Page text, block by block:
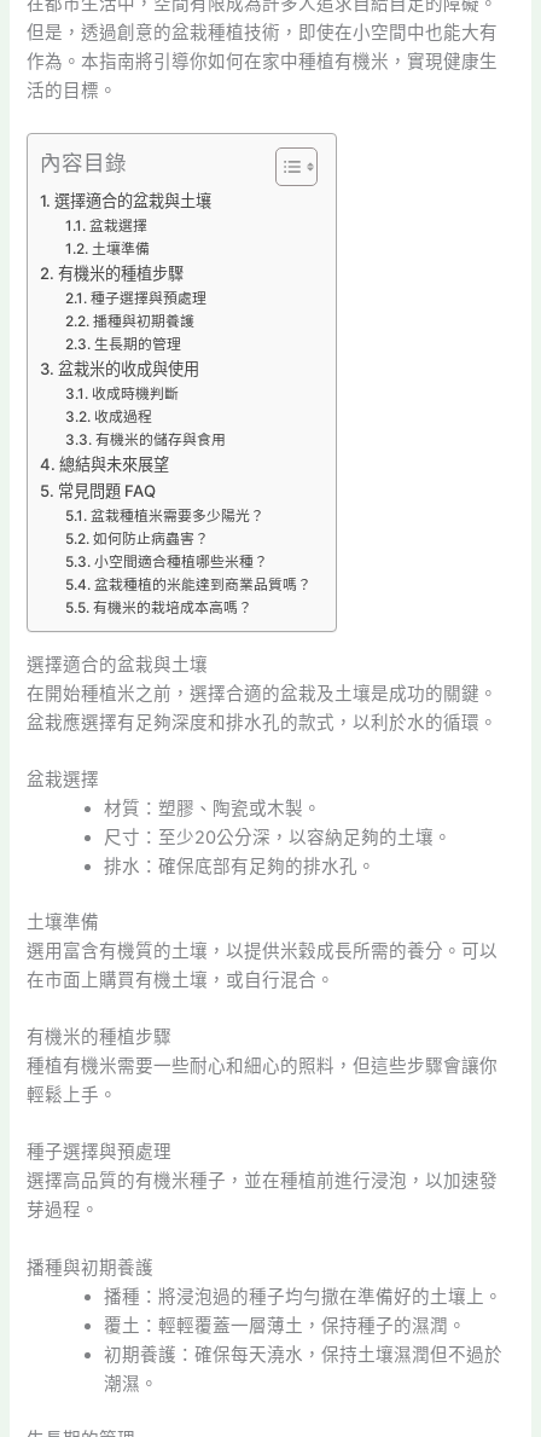
但是，透過創意的盆栽種植技術，即使在小空間中也能大有
作為。本指南將引導你如何在家中種植有機米，實現健康生
活的目標。
內容目錄
選擇適合的盆栽與土壤
盆栽選擇
土壤準備
有機米的種植步驟
種子選擇與預處理
播種與初期養護
生長期的管理
盆栽米的收成與使用
收成時機判斷
收成過程
有機米的儲存與食用
總結與未來展望
常見問題 FAQ
盆栽種植米需要多少陽光？
如何防止病蟲害？
小空間適合種植哪些米種？
盆栽種植的米能達到商業品質嗎？
有機米的栽培成本高嗎？
選擇適合的盆栽與土壤
在開始種植米之前，選擇合適的盆栽及土壤是成功的關鍵。
盆栽應選擇有足夠深度和排水孔的款式，以利於水的循環。
盆栽選擇
材質：塑膠、陶瓷或木製。
尺寸：至少20公分深，以容納足夠的土壤。
排水：確保底部有足夠的排水孔。
土壤準備
選用富含有機質的土壤，以提供米穀成長所需的養分。可以
在市面上購買有機土壤，或自行混合。
有機米的種植步驟
種植有機米需要一些耐心和細心的照料，但這些步驟會讓你
輕鬆上手。
種子選擇與預處理
選擇高品質的有機米種子，並在種植前進行浸泡，以加速發
芽過程。
播種與初期養護
播種：將浸泡過的種子均勻撒在準備好的土壤上。
覆土：輕輕覆蓋一層薄土，保持種子的濕潤。
初期養護：確保每天澆水，保持土壤濕潤但不過於
潮濕。